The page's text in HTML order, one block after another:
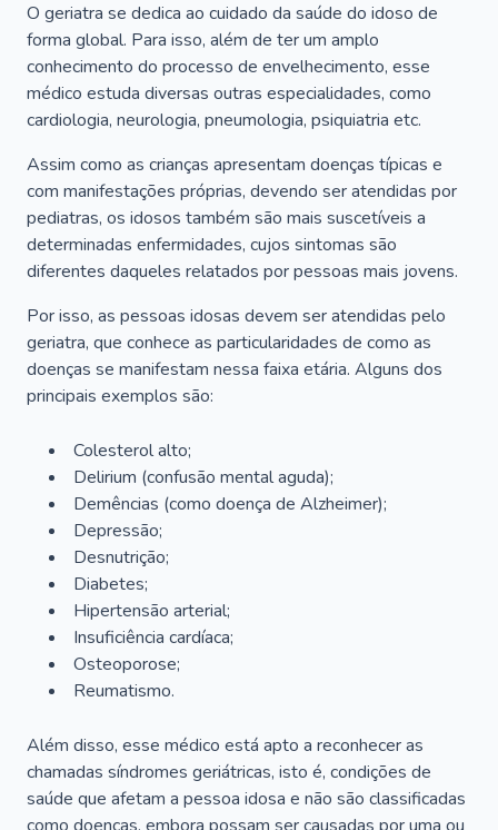
O geriatra se dedica ao cuidado da saúde do idoso de
forma global. Para isso, além de ter um amplo
conhecimento do processo de envelhecimento, esse
médico estuda diversas outras especialidades, como
cardiologia, neurologia, pneumologia, psiquiatria etc.
Assim como as crianças apresentam doenças típicas e
com manifestações próprias, devendo ser atendidas por
pediatras, os idosos também são mais suscetíveis a
determinadas enfermidades, cujos sintomas são
diferentes daqueles relatados por pessoas mais jovens.
Por isso, as pessoas idosas devem ser atendidas pelo
geriatra, que conhece as particularidades de como as
doenças se manifestam nessa faixa etária. Alguns dos
principais exemplos são:
Colesterol alto;
Delirium (confusão mental aguda);
Demências (como doença de Alzheimer);
Depressão;
Desnutrição;
Diabetes;
Hipertensão arterial;
Insuficiência cardíaca;
Osteoporose;
Reumatismo.
Além disso, esse médico está apto a reconhecer as
chamadas síndromes geriátricas, isto é, condições de
saúde que afetam a pessoa idosa e não são classificadas